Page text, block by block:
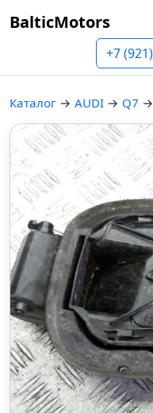
BalticMotors
+7
Каталог → AUDI → Q7 →